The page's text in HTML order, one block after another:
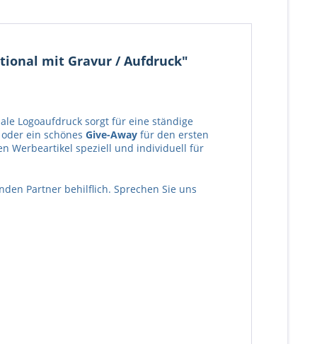
mit Gravur / Aufdruck"
Logoaufdruck sorgt für eine ständige
ein schönes Give-Away für den ersten
Werbeartikel speziell und individuell für
Partner behilflich. Sprechen Sie uns